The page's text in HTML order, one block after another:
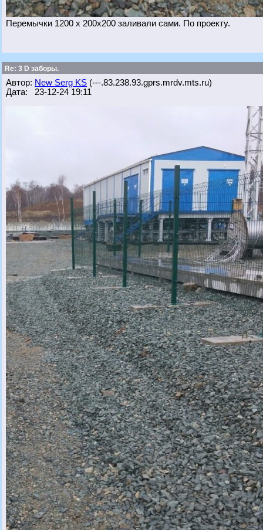
Перемычки 1200 х 200х200 заливали сами. По проекту.
Re: 3 D заборы.
Автор: New Serg KS (---.83.238.93.gprs.mrdv.mts.ru)
Дата: 23-12-24 19:11